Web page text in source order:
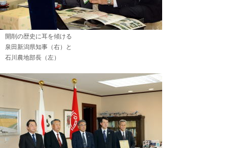
開削の歴史に耳を傾ける
泉田新潟県知事（右）と
石川農地部長（左）